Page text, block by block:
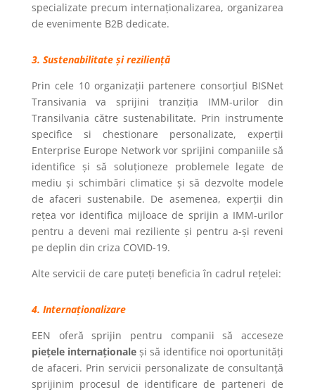
specializate precum internaționalizarea, organizarea
de evenimente B2B dedicate.
3. Sustenabilitate și reziliență
Prin cele 10 organizații partenere consorțiul BISNet
Transivania va sprijini tranziția IMM-urilor din
Transilvania către sustenabilitate. Prin instrumente
specifice si chestionare personalizate, experții
Enterprise Europe Network vor sprijini companiile să
identifice și să soluționeze problemele legate de
mediu și schimbări climatice și să dezvolte modele
de afaceri sustenabile. De asemenea, experții din
rețea vor identifica mijloace de sprijin a IMM-urilor
pentru a deveni mai reziliente și pentru a-și reveni
pe deplin din criza COVID-19.
Alte servicii de care puteți beneficia în cadrul rețelei:
4. Internaționalizare
EEN oferă sprijin pentru companii să acceseze
piețele internaționaleși să identifice noi oportunități
de afaceri. Prin servicii personalizate de consultanță
sprijinim procesul de identificare de parteneri de